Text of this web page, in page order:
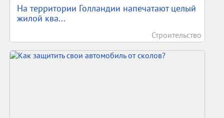
На территории Голландии напечатают целый
жилой ква...
Строительство